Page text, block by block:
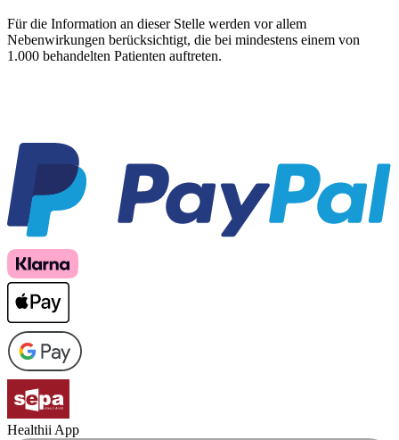
Für die Information an dieser Stelle werden vor allem
Nebenwirkungen berücksichtigt, die bei mindestens einem von
1.000 behandelten Patienten auftreten.
Healthii App